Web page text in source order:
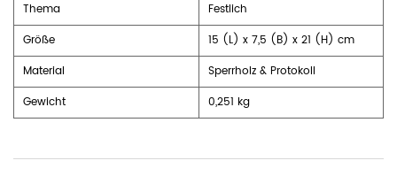
Thema
Festlich
Größe
15 (L) x 7,5 (B) x 21 (H) cm
Material
Sperrholz & Protokoll
Gewicht
0,251 kg